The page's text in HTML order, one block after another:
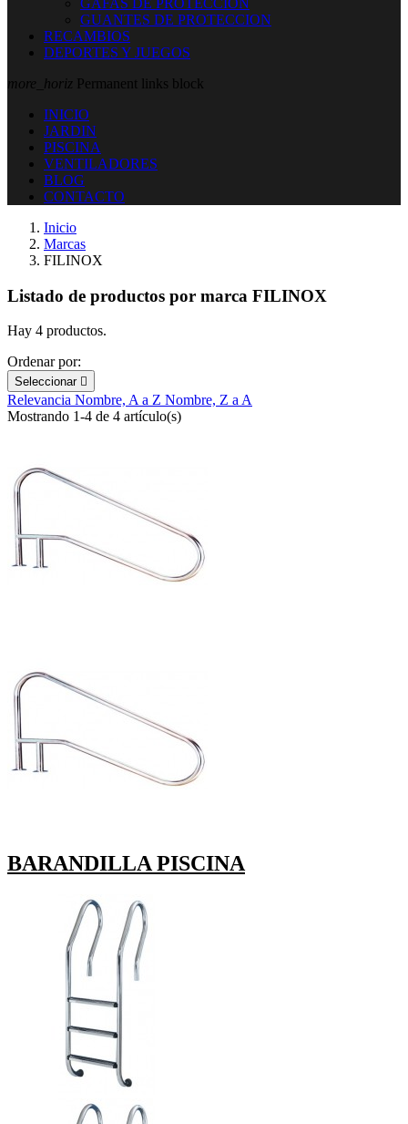
GAFAS DE PROTECCION
GUANTES DE PROTECCION
RECAMBIOS
DEPORTES Y JUEGOS
more_horiz Permanent links block
INICIO
JARDIN
PISCINA
VENTILADORES
BLOG
CONTACTO
Inicio
Marcas
FILINOX
Listado de productos por marca FILINOX
Hay 4 productos.
Ordenar por:
Seleccionar 
Relevancia Nombre, A a Z Nombre, Z a A
Mostrando 1-4 de 4 artículo(s)
BARANDILLA PISCINA